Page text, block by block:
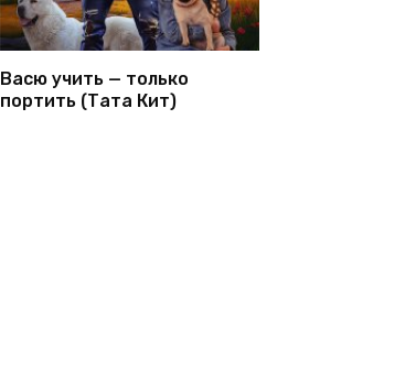
Васю учить — только
портить (Тата Кит)